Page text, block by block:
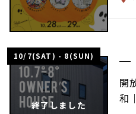
10/7(SAT) - 8(SUN)
終了しました
開
和